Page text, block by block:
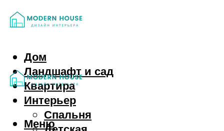
Дом
Ландшафт и сад
Квартира
Интерьер
Спальня
Меню